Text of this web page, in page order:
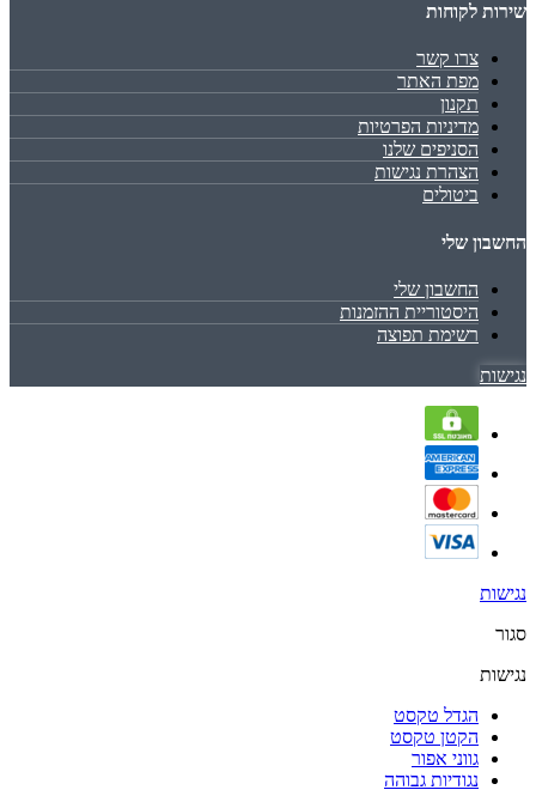
שירות לקוחות
צרו קשר
מפת האתר
תקנון
מדיניות הפרטיות
הסניפים שלנו
הצהרת נגישות
ביטולים
החשבון שלי
החשבון שלי
היסטוריית ההזמנות
רשימת תפוצה
נגישות
נגישות
סגור
נגישות
הגדל טקסט
הקטן טקסט
גווני אפור
נגודיות גבוהה